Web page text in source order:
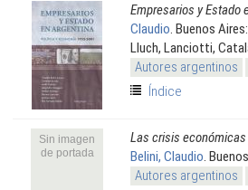
Empresarios y Estado
Claudio . Buenos Aires:
Lluch, Lanciotti,
Autores argentinos
Índice
Sin imagen
de portada
Las crisis económicas
Belini, Claudio .
Autores argentinos